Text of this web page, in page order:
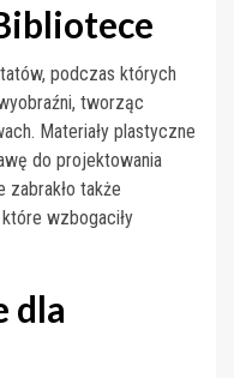
podczas których
tworząc
Materiały plastyczne
do projektowania
zabrakło także
wzbogaciły
dla